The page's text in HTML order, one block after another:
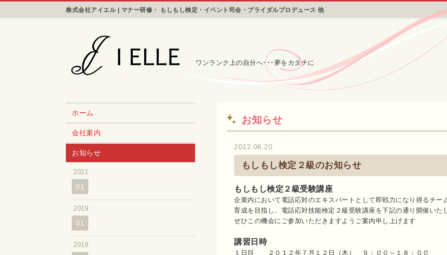
株式会社アイエル | マナー研修・ もしもし検定・イベント司会・ブライダルプロデュース 他
ワンランク上の自分へ･･･夢をカタチに
お知らせ
2012.06.20
もしもし検定２級のお知らせ
もしもし検定２級受験講座
企業内において電話応対のエキスパートとして即戦力になり得るチー
育成を 目指し、電話応対技能検定２級受験講座を下記の通り開催いた
ぜひこの機会にご参加いただきますようご案内申し上げます
講習日時
１日目 ２０１２年７月１２日（木） ９：００～１８：００
ホーム
会社案内
お知らせ
2021
01
2019
01
2018